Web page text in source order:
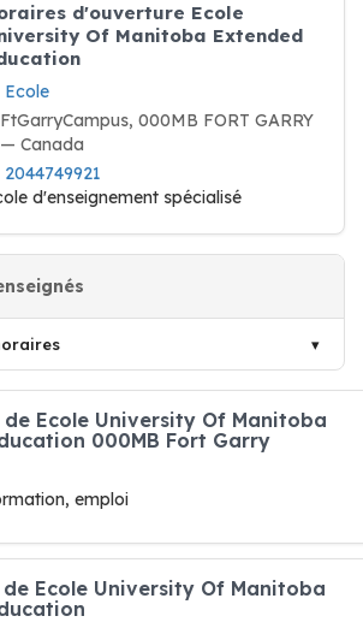
d'ouverture Ecole
Of Manitoba Extended
Ecole
FtGarryCampus, 000MB FORT GARRY
— Canada
2044749921
d'enseignement spécialisé
Ecole University Of Manitoba
000MB Fort Garry
emploi
Ecole University Of Manitoba